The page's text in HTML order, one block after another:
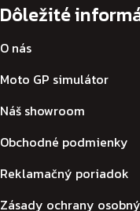
Dôležité
O nás
Moto GP simulátor
Náš showroom
Obchodné podmienky
Reklamačný poriadok
Zásady ochrany